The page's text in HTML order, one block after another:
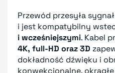
Przewód przesyła
i jest kompatybilny
i wcześniejszymi. Kabel
4K, full-HD oraz 3D
dokładność dźwięku i
konwekcjonalne,